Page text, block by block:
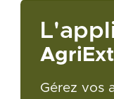
Gérez vos